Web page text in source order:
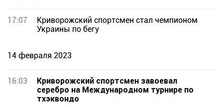
17:07
Криворожский спортсмен стал чемпионом
Украины по бегу
14 февраля 2023
16:03
Криворожский спортсмен завоевал
серебро на Международном турнире по
тхэквондо